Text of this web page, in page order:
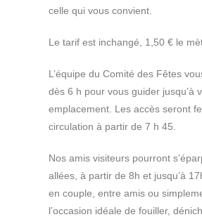
celle qui vous convient.
Le tarif est inchangé, 1,50 € le
L’équipe du Comité des Fêtes
dès 6 h pour vous guider jusqu’à
emplacement. Les accès seront
circulation à partir de 7 h 45.
Nos amis visiteurs pourront
allées, à partir de 8h et jusqu’à
en couple, entre amis ou
l’occasion idéale de fouiller,